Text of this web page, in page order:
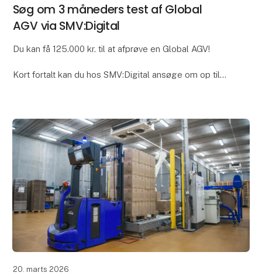
Søg om 3 måneders test af Global
AGV via SMV:Digital
Du kan få 125.000 kr. til at afprøve en Global AGV!
Kort fortalt kan du hos SMV:Digital ansøge om op til
20. marts 2026